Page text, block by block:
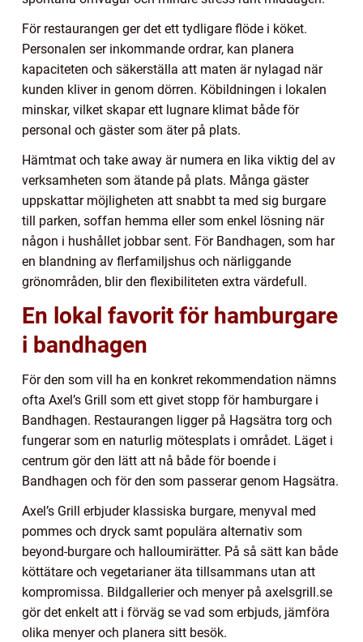
För restaurangen ger det ett tydligare flöde i köket.
Personalen ser inkommande ordrar, kan planera
kapaciteten och säkerställa att maten är nylagad när
kunden kliver in genom dörren. Köbildningen i lokalen
minskar, vilket skapar ett lugnare klimat både för
personal och gäster som äter på plats.
Hämtmat och take away är numera en lika viktig del av
verksamheten som ätande på plats. Många gäster
uppskattar möjligheten att snabbt ta med sig burgare
till parken, soffan hemma eller som enkel lösning när
någon i hushållet jobbar sent. För Bandhagen, som har
en blandning av flerfamiljshus och närliggande
grönområden, blir den flexibiliteten extra värdefull.
En lokal favorit för hamburgare
i bandhagen
För den som vill ha en konkret rekommendation nämns
ofta Axel’s Grill som ett givet stopp för hamburgare i
Bandhagen. Restaurangen ligger på Hagsätra torg och
fungerar som en naturlig mötesplats i området. Läget i
centrum gör den lätt att nå både för boende i
Bandhagen och för den som passerar genom Hagsätra.
Axel’s Grill erbjuder klassiska burgare, menyval med
pommes och dryck samt populära alternativ som
beyond-burgare och halloumirätter. På så sätt kan både
köttätare och vegetarianer äta tillsammans utan att
kompromissa. Bildgallerier och menyer på axelsgrill.se
gör det enkelt att i förväg se vad som erbjuds, jämföra
olika menyer och planera sitt besök.